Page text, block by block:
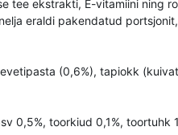
tee ekstrakti, E-vitamiini ning
eraldi pakendatud
(0,6%), tapiokk
0,5%, toorkiud 0,1%, toortuhk